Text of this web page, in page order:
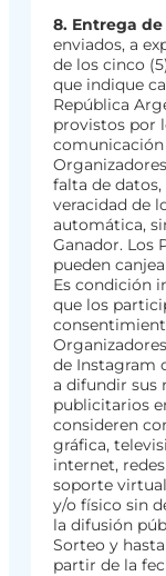
8. Entrega
enviados, a
de los cinco
que indique
República
provistos por
falta de
veracidad de
automática,
Ganador. Los
pueden
Es condición
que los
de Instagram
a difundir sus
publicitarios
consideren
gráfica,
internet,
soporte
y/o físico sin
la difusión
Sorteo y
partir de la